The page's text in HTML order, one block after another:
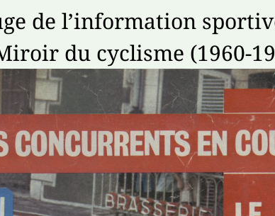
de l’information
du cyclisme (1960-